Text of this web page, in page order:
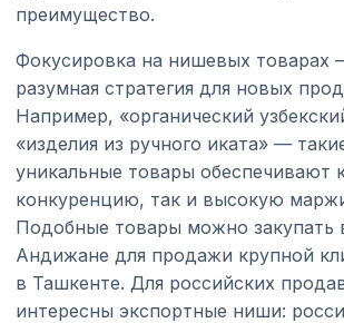
преимущество.
Фокусировка на нишевых товарах
разумная стратегия для новых
Например, «органический
«изделия из ручного иката» —
уникальные товары обеспечивают
конкуренцию, так и высокую
Подобные товары можно закупать
Андижане для продажи крупной
в Ташкенте. Для российских
интересны экспортные ниши: